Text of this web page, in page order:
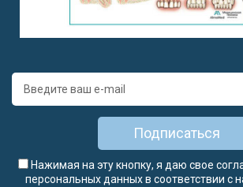
Подписаться
Нажимая на эту кнопку, я даю свое
персональных данных в соответствии с